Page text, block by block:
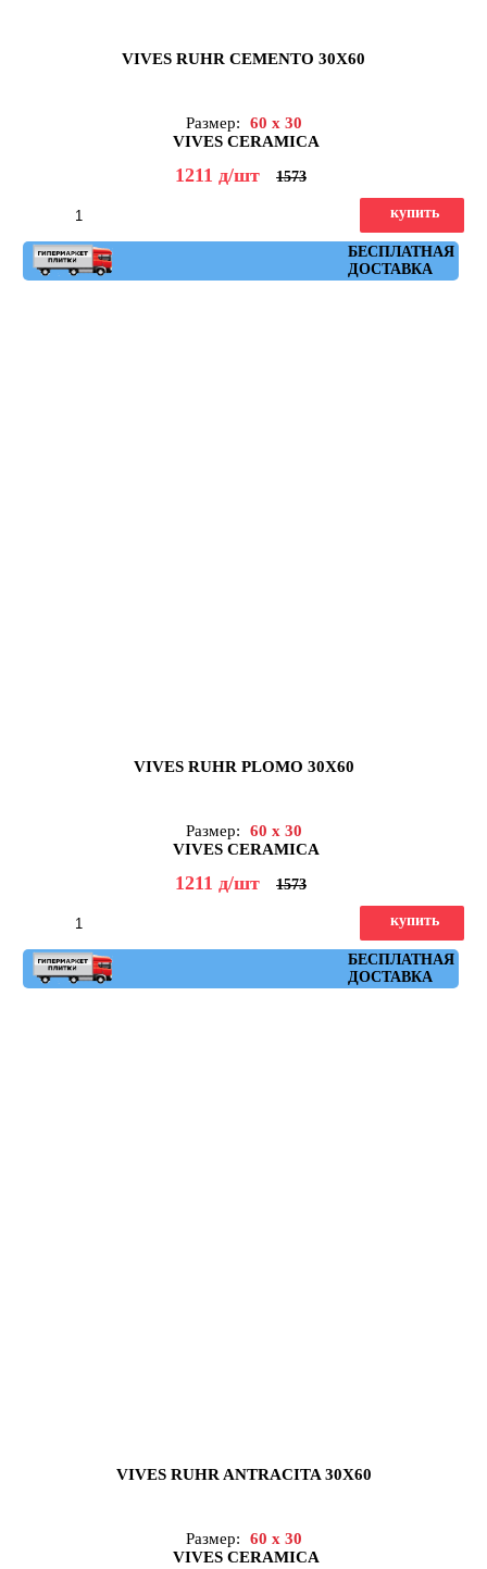
VIVES RUHR CEMENTO 30X60
Размер:
60 x 30
VIVES CERAMICA
1211 д/шт 1573
БЕСПЛАТНАЯ
ДОСТАВКА
купить
VIVES RUHR PLOMO 30X60
Размер:
60 x 30
VIVES CERAMICA
1211 д/шт 1573
БЕСПЛАТНАЯ
ДОСТАВКА
купить
VIVES RUHR ANTRACITA 30X60
Размер:
60 x 30
VIVES CERAMICA